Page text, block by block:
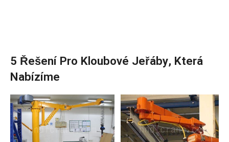
5 Řešení Pro Kloubové Jeřáby, Která
Nabízíme